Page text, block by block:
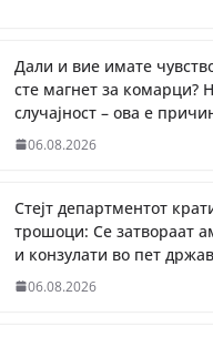
Дали и вие имате
сте магнет за комарци?
случајност – ова е
06.08.2026
Стејт департментот
трошоци: Се затвораат
и конзулати во пет
06.08.2026